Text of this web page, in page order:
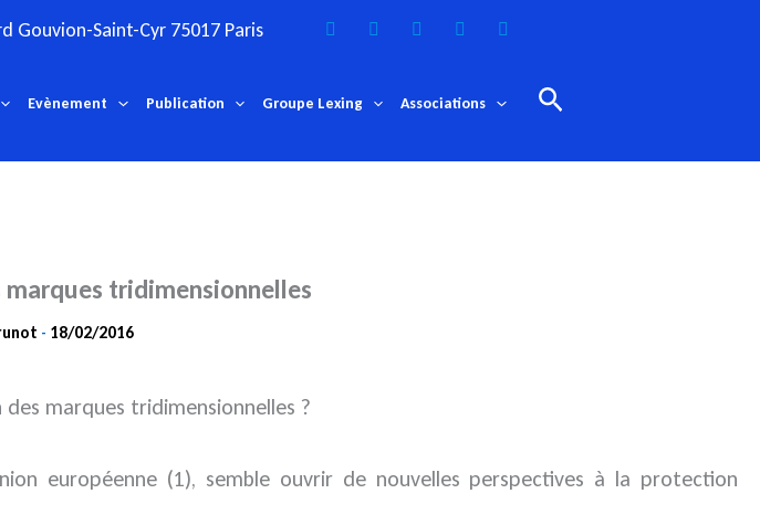
Gouvion-Saint-Cyr 75017 Paris
Evènement Publication Groupe Lexing Associations Rechercher
tridimensionnelles
- 18/02/2016
marques tridimensionnelles ?
européenne (1), semble ouvrir de nouvelles perspectives à la protection